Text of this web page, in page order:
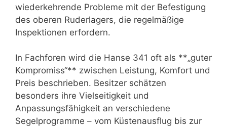
wiederkehrende Probleme mit der Befestigung
des oberen Ruderlagers, die regelmäßige
Inspektionen erfordern.
In Fachforen wird die Hanse 341 oft als **„guter
Kompromiss“** zwischen Leistung, Komfort und
Preis beschrieben. Besitzer schätzen
besonders ihre Vielseitigkeit und
Anpassungsfähigkeit an verschiedene
Segelprogramme – vom Küstenausflug bis zur